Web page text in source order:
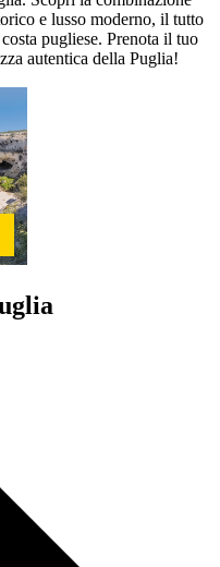
e lusso moderno, il tutto
pugliese. Prenota il tuo
autentica della Puglia!